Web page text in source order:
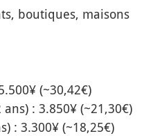
boutiques, maisons
(~30,42€)
: 3.850¥ (~21,30€)
: 3.300¥ (~18,25€)